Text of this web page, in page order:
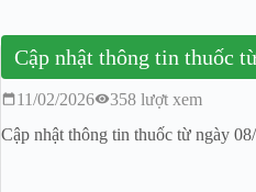
Cập nhật thông tin thuốc
11/02/2026
358 lượt xem
Cập nhật thông tin thuốc từ ngày